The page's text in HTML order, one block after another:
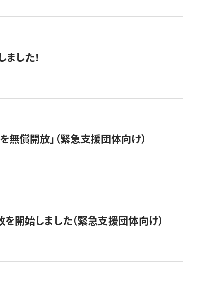
した！
償開放」（緊急支援団体向け）
開始しました（緊急支援団体向け）